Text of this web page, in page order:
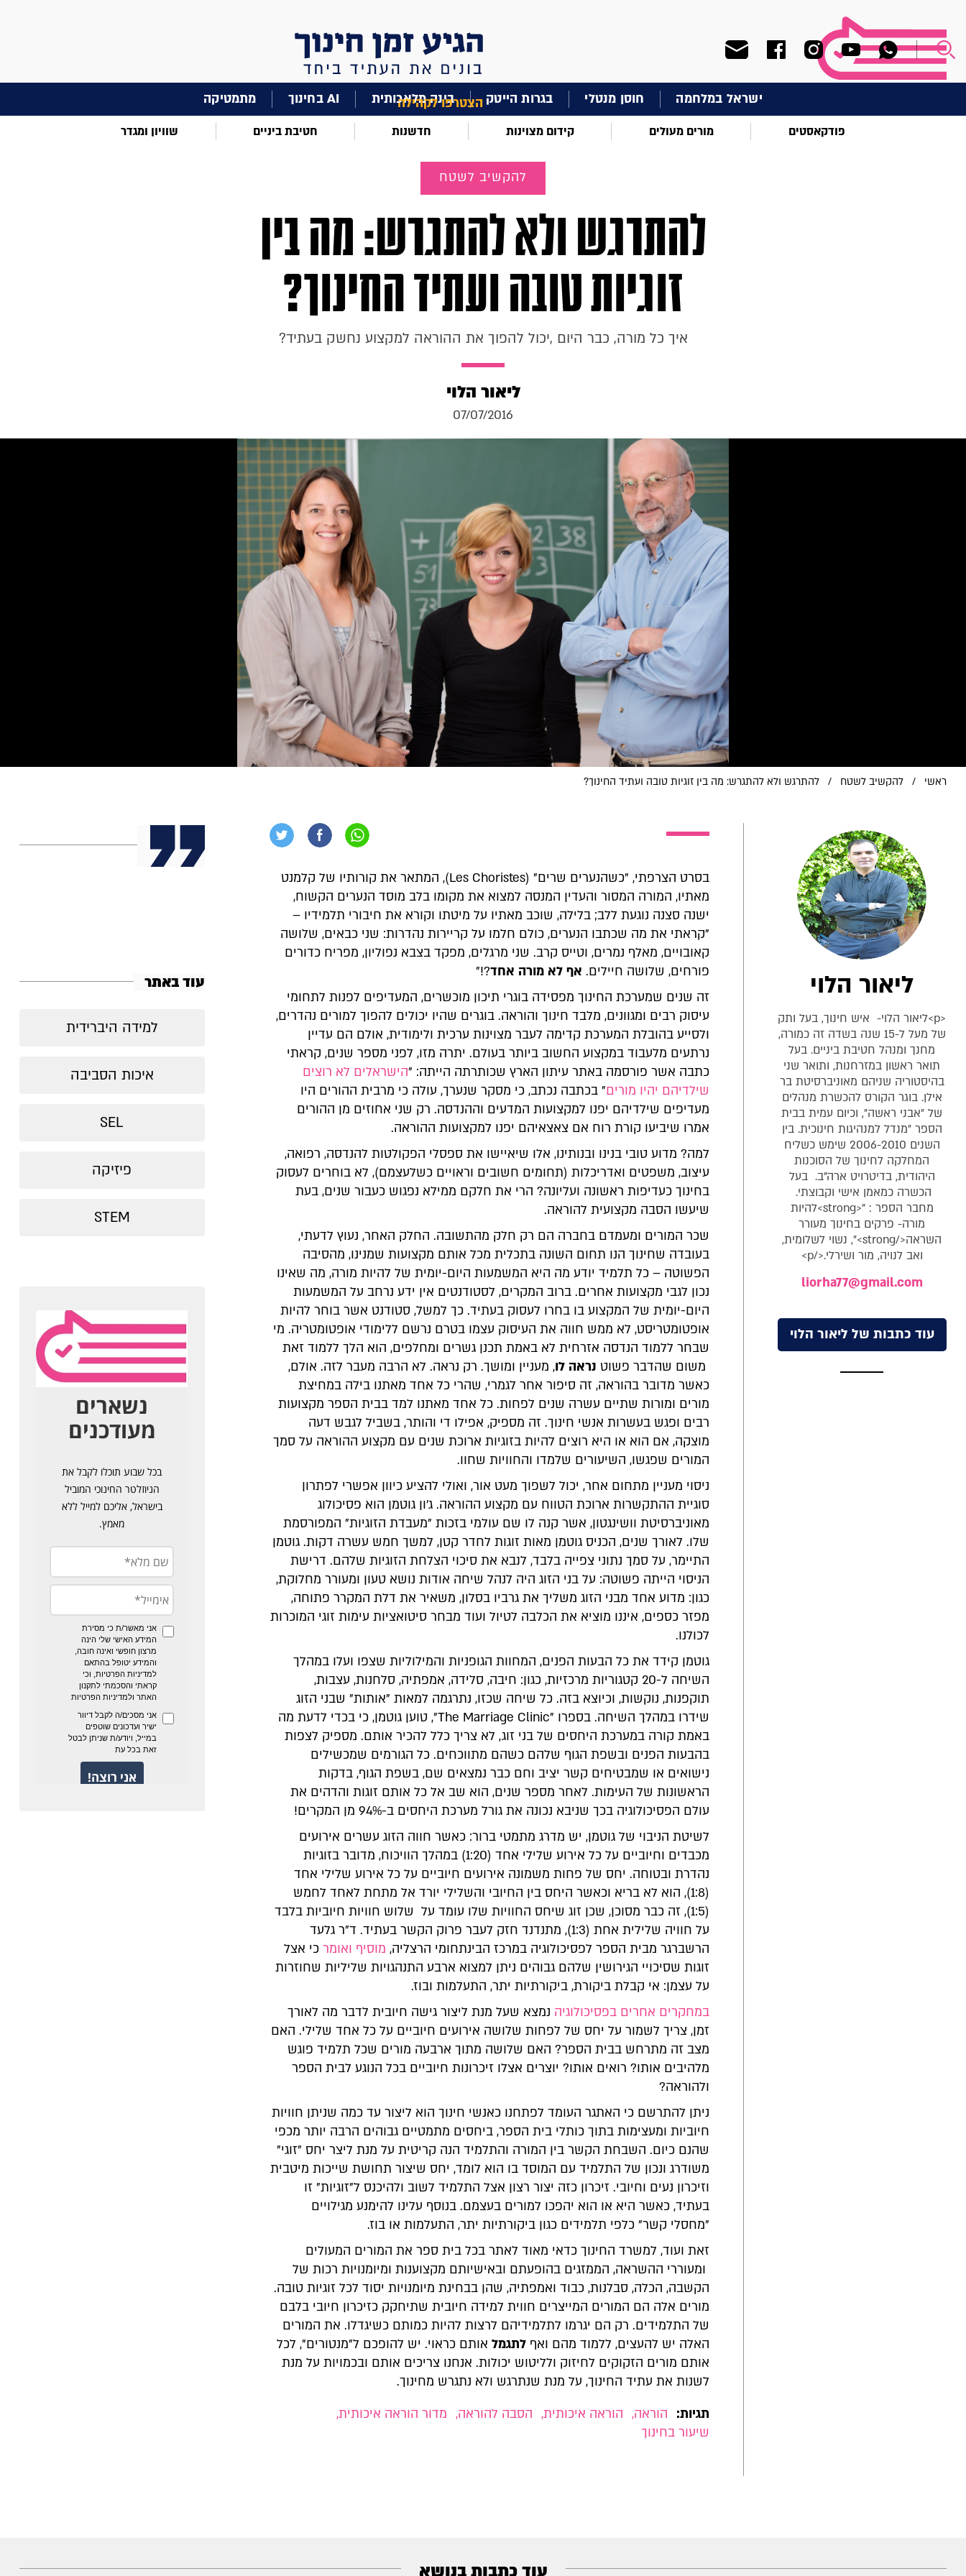
הצטרפו לקהילה ישראל במלחמה חוסן מנטלי בגרות הייטק בינה מלאכותית AI בחינוך מתמטיקה
פודקאסטים מורים מעולים קידום מצוינות חדשנות חטיבת ביניים שוויון ומגדר
להקשיב לשטח
להתרגש ולא להתגרש: מה בין
זוגיות טובה ועתיד החינוך?
איך כל מורה, כבר היום ,יכול להפוך את ההוראה למקצוע נחשק בעתיד?
ליאור הלוי
07/07/2016
ראשי / להקשיב לשטח / להתרגש ולא להתגרש: מה בין זוגיות טובה ועתיד החינוך?
בסרט הצרפתי, "כשהנערים שרים" (Les Choristes), המתאר את קורותיו של קלמנט
מאתיו, המורה המסור והעדין המנסה למצוא את מקומו בלב מוסד הנערים הקשוח,
ישנה סצנה נוגעת ללב; בלילה, שוכב מאתיו על מיטתו וקורא את חיבורי תלמידיו –
"קראתי את מה שכתבו הנערים, כולם חלמו על קריירות נהדרות: שני כבאים, שלושה
קאובויים, מאלף נמרים, וטייס קרב. שני מרגלים, מפקד בצבא נפוליון, מפריח כדורים
פורחים, שלושה חיילים. אף לא מורה אחד?!"
זה שנים שמערכת החינוך מפסידה בוגרי תיכון מוכשרים, המעדיפים לפנות לתחומי
עיסוק רבים ומגוונים, מלבד חינוך והוראה. בוגרים שהיו יכולים להפוך למורים נהדרים,
ולסייע בהובלת המערכת קדימה לעבר מצוינות ערכית ולימודית, אולם הם עדיין
נרתעים מלעבוד במקצוע החשוב ביותר בעולם. יתרה מזו, לפני מספר שנים, קראתי
כתבה אשר פורסמה באתר עיתון הארץ שכותרתה הייתה: "הישראלים לא רוצים
שילדיהם יהיו מורים" בכתבה נכתב, כי מסקר שנערך, עולה כי מרבית ההורים היו
מעדיפים שילדיהם יפנו למקצועות המדעים וההנדסה. רק שני אחוזים מן ההורים
אמרו שיביעו קורת רוח אם צאצאיהם יפנו למקצועות ההוראה.
למה? מדוע טובי בנינו ובנותינו, אלו שיאיישו את ספסלי הפקולטות להנדסה, רפואה,
עיצוב, משפטים ואדריכלות (תחומים חשובים וראויים כשלעצמם), לא בוחרים לעסוק
בחינוך כעדיפות ראשונה ועליונה? הרי את חלקם ממילא נפגוש כעבור שנים, בעת
שיעשו הסבה מקצועית להוראה.
שכר המורים ומעמדם בחברה הם רק חלק מהתשובה. החלק האחר, נעוץ לדעתי,
בעובדה שחינוך הנו תחום השונה בתכלית מכל אותם מקצועות שמנינו, מהסיבה
הפשוטה – כל תלמיד יודע מה היא המשמעות היום-יומית של להיות מורה, מה שאינו
נכון לגבי מקצועות אחרים. ברוב המקרים, לסטודנטים אין ידע נרחב על המשמעות
היום-יומית של המקצוע בו בחרו לעסוק בעתיד. כך למשל, סטודנט אשר בוחר להיות
אופטומטריסט, לא ממש חווה את העיסוק עצמו בטרם נרשם ללימודי אופטומטריה. מי
שבחר ללמוד הנדסה אזרחית לא באמת תכנן גשרים ומחלפים, הוא הלך ללמוד זאת
משום שהדבר פשוט נראה לו, מעניין ומושך. רק נראה. לא הרבה מעבר לזה. אולם,
כאשר מדובר בהוראה, זה סיפור אחר לגמרי, שהרי כל אחד מאתנו בילה במחיצת
מורים ומורות שתיים עשרה שנים לפחות. כל אחד מאתנו למד בבית הספר מקצועות
רבים ופגש בעשרות אנשי חינוך. זה מספיק, אפילו די והותר, בשביל לגבש דעה
מוצקה, אם הוא או היא רוצים להיות בזוגיות ארוכת שנים עם מקצוע ההוראה על סמך
המורים שפגשו, השיעורים שלמדו והחוויות שחוו.
ניסוי מעניין מתחום אחר, יכול לשפוך מעט אור, ואולי להציע כיוון אפשרי לפתרון
סוגיית ההתקשרות ארוכת הטווח עם מקצוע ההוראה. ג'ון גוטמן הוא פסיכולוג
מאוניברסיטת וושינגטון, אשר קנה לו שם עולמי בזכות "מעבדת הזוגיות" המפורסמת
שלו. לאורך שנים, הכניס גוטמן מאות זוגות לחדר קטן, למשך חמש עשרה דקות. גוטמן
התיימר, על סמך נתוני צפייה בלבד, לנבא את סיכוי הצלחת הזוגיות שלהם. דרישת
הניסוי הייתה פשוטה: על בני הזוג היה לנהל שיחה אודות נושא טעון ומעורר מחלוקת,
כגון: מדוע אחד מבני הזוג משליך את גרביו בסלון, משאיר את דלת המקרר פתוחה,
מפזר כספים, איננו מוציא את הכלבה לטיול ועוד מבחר סיטואציות עימות זוגי המוכרות
לכולנו.
גוטמן קידד את כל הבעות הפנים, המחוות הגופניות והמילוליות שצפו ועלו במהלך
השיחה ל-20 קטגוריות מרכזיות, כגון: חיבה, סלידה, אמפתיה, סלחנות, עצבות,
תוקפנות, נוקשות, וכיוצא בזה. כל שיחה שכזו, נתרגמה למאות "אותות" שבני הזוג
שידרו במהלך השיחה. בספרו "The Marriage Clinic", טוען גוטמן, כי בכדי לדעת מה
באמת קורה במערכת היחסים של בני זוג, לא צריך כלל להכיר אותם. מספיק לצפות
בהבעות הפנים ובשפת הגוף שלהם כשהם מתווכחים. כל הגורמים שמכשילים
נישואים או שמבטיחים קשר יציב וחם כבר נמצאים שם, בשפת הגוף, בדקות
הראשונות של העימות. לאחר מספר שנים, הוא שב אל כל אותם זוגות והדהים את
עולם הפסיכולוגיה בכך שניבא נכונה את גורל מערכת היחסים ב-94% מן המקרים!
לשיטת הניבוי של גוטמן, יש מדרג מתמטי ברור: כאשר חווה הזוג עשרים אירועים
מכבדים וחיוביים על כל אירוע שלילי אחד (1:20) במהלך הוויכוח, מדובר בזוגיות
נהדרת ובטוחה. יחס של פחות משמונה אירועים חיוביים על כל אירוע שלילי אחד
(1:8), הוא לא בריא וכאשר היחס בין החיובי והשלילי יורד אל מתחת לאחד לחמש
(1:5), זה כבר מסוכן, שכן זוג שיחס החוויות שלו עומד על שלוש חוויות חיוביות בלבד
על חוויה שלילית אחת (1:3), מתנדנד חזק לעבר פרוק הקשר בעתיד. ד"ר גלעד
הרשברגר מבית הספר לפסיכולוגיה במרכז הבינתחומי הרצליה, מוסיף ואומרכי אצל
זוגות שסיכויי הגירושין שלהם גבוהים ניתן למצוא ארבע התנהגויות שליליות שחוזרות
על עצמן: אי קבלת ביקורת, ביקורתיות יתר, התעלמות ובוז.
במחקרים אחרים בפסיכולוגיה נמצא שעל מנת ליצור גישה חיובית לדבר מה לאורך
זמן, צריך לשמור על יחס של לפחות שלושה אירועים חיוביים על כל אחד שלילי. האם
מצב זה מתרחש בבית הספר? האם שלושה מתוך ארבעה מורים שכל תלמיד פוגש
מלהיבים אותו? רואים אותו? יוצרים אצלו זיכרונות חיוביים בכל הנוגע לבית הספר
ולהוראה?
ניתן להתרשם כי האתגר העומד לפתחנו כאנשי חינוך הוא ליצור עד כמה שניתן חוויות
חיוביות ומעצימות בתוך כותלי בית הספר, ביחסים מתמטיים גבוהים הרבה יותר מכפי
שהנם כיום. השבחת הקשר בין המורה והתלמיד הנה קריטית על מנת ליצר יחס "זוגי"
משודרג ונכון של התלמיד עם המוסד בו הוא לומד, יחס שיצור תחושת שייכות מיטבית
וזיכרון נעים וחיובי. זיכרון כזה יצור רצון אצל התלמיד לשוב ולהיכנס ל"זוגיות" זו
בעתיד, כאשר היא או הוא יהפכו למורים בעצמם. בנוסף עלינו להימנע מגילויים
"מחסלי קשר" כלפי תלמידים כגון ביקורתיות יתר, התעלמות או בוז.
זאת ועוד, למשרד החינוך כדאי מאוד לאתר בכל בית ספר את המורים המעולים
ומעוררי ההשראה, הממזגים בהופעתם ובאישיותם מקצוענות ומיומנויות רכות של
הקשבה, הכלה, סבלנות, כבוד ואמפתיה, שהן בבחינת מיומנויות יסוד לכל זוגיות טובה.
מורים אלה הם המורים המייצרים חווית למידה חיובית שתיחקק כזיכרון חיובי בלבם
של התלמידים. רק הם יגרמו לתלמידיהם לרצות להיות כמותם כשיגדלו. את המורים
האלה יש להעצים, ללמוד מהם ואף לתגמלאותם כראוי. יש להופכם ל"מנטורים", לכל
אותם מורים הזקוקים לחיזוק ולליטוש יכולות. אנחנו צריכים אותם ובכמויות על מנת
לשנות את עתיד החינוך, על מנת שנתרגש ולא נתגרש מחינוך.
תגיות:
הוראה, הוראה איכותית, הסבה להוראה, מדור הוראה איכותית,
שיעור בחינוך
ליאור הלוי
<p>ליאור הלוי- איש חינוך, בעל ותק
של מעל ל-15 שנה בשדה זה כמורה,
מחנך ומנהל חטיבת ביניים. בעל
תואר ראשון במזרחנות, ותואר שני
בהיסטוריה שניהם מאוניברסיטת בר
אילן. בוגר הקורס להכשרת מנהלים
של "אבני ראשה", וכיום עמית בבית
הספר "מנדל למנהיגות חינוכית. בין
השנים 2006-2010 שימש כשליח
המחלקה לחינוך של הסוכנות
היהודית, בדיטרויט ארה"ב. בעל
הכשרה כמאמן אישי וקבוצתי.
מחבר הספר : "<strong>להיות
מורה- פרקים בחינוך מעורר
השראה</strong>", נשוי לשלומית,
ואב לנויה, מור ושירלי.</p>
liorha77@gmail.com
עוד כתבות של ליאור הלוי
עוד באתר
למידה היברידית
איכות הסביבה
SEL
פיזיקה
STEM
עוד כתבות בנושא